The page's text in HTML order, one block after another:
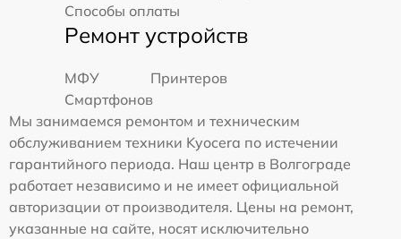
Способы оплаты
Ремонт устройств
МФУ
Принтеров
Смартфонов
Мы занимаемся ремонтом и техническим
обслуживанием техники Kyocera по истечении
гарантийного периода. Наш центр в Волгограде
работает независимо и не имеет официальной
авторизации от производителя. Цены на ремонт,
указанные на сайте, носят исключительно